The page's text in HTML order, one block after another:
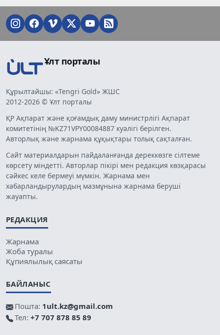
Ұлт порталы
Құрылтайшы: «Tengri Gold» ЖШС
2012-2026 © Ұлт порталы
ҚР Ақпарат және қоғамдық даму министрлігі Ақпарат
комитетінің №KZ71VPY00084887 куәлігі берілген.
Авторлық және жарнама құқықтары толық сақталған.
Сайт материалдарын пайдаланғанда дереккөзге сілтеме
көрсету міндетті. Авторлар пікірі мен редакция көзқарасы
сәйкес келе бермеуі мүмкін. Жарнама мен
хабарландырулардың мазмұнына жарнама беруші
жауапты.
РЕДАКЦИЯ
Жарнама
Жоба туралы
Құпиялылық саясаты
БАЙЛАНЫС
Пошта: 1ult.kz@gmail.com
Тел: +7 707 878 85 89